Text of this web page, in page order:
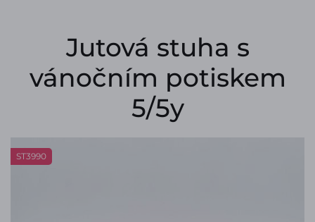
Jutová stuha s
vánočním potiskem
5/5y
ST3990